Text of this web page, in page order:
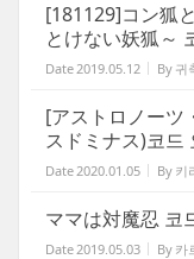
[181129]コン狐
とけない妖狐～
Date2019.05.12 By 귀
[アストロノーツ
スドミナス)코드
Date2020.01.05 By 키
ママは対魔忍 코
Date2019.05.03 By 카